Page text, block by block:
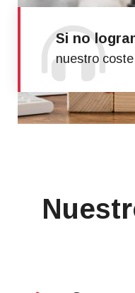
Si no
nuestro